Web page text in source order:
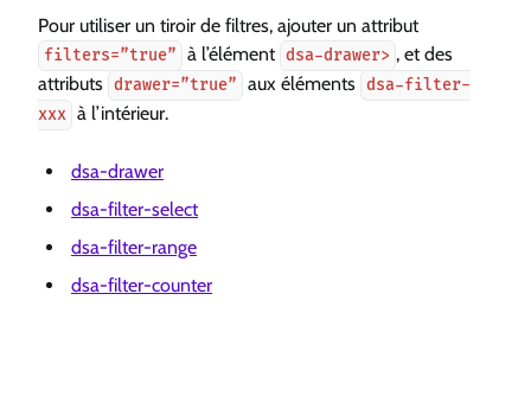
Pour utiliser un tiroir de filtres, ajouter un attribut
filters=”true” à l’élément dsa-drawer> , et des
attributs drawer=”true” aux éléments dsa-filter-
xxx à l’intérieur.
dsa-drawer
dsa-filter-select
dsa-filter-range
dsa-filter-counter